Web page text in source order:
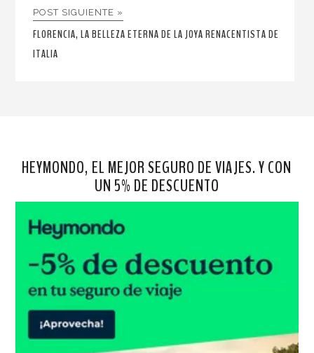
POST SIGUIENTE »
FLORENCIA, LA BELLEZA ETERNA DE LA JOYA RENACENTISTA DE
ITALIA
HEYMONDO, EL MEJOR SEGURO DE VIAJES. Y CON
UN 5% DE DESCUENTO